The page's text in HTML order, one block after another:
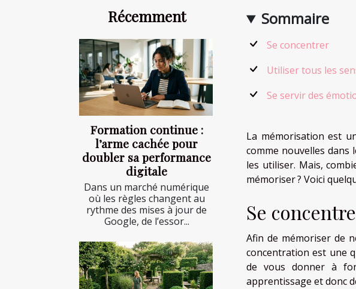
Récemment
Formation continue :
l’arme cachée pour
doubler sa performance
digitale
Dans un marché numérique
où les règles changent au
rythme des mises à jour de
Google, de l’essor...
Sommaire
Se concentrer
Utiliser tous les
Se servir des
La mémorisation est
comme nouvelles dans
les utiliser. Mais,
mémoriser ? Voici
Se
Afin de mémoriser de
concentration est une
de vous donner à
apprentissage et donc